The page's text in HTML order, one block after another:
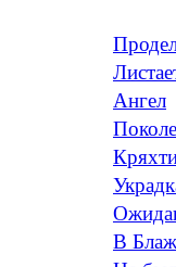
Ангел
В